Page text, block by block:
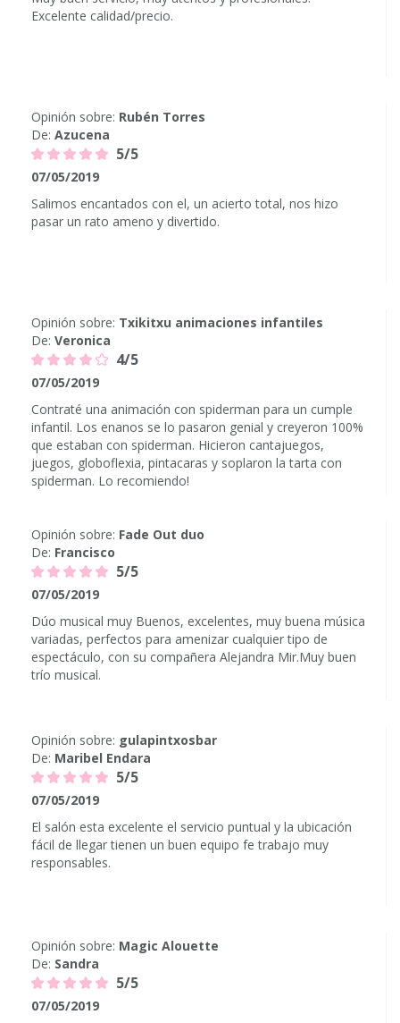
Excelente calidad/precio.
Opinión sobre: Rubén Torres
De: Azucena
5/5
07/05/2019
Salimos encantados con el, un acierto total, nos hizo
pasar un rato ameno y divertido.
Opinión sobre: Txikitxu animaciones infantiles
De: Veronica
4/5
07/05/2019
Contraté una animación con spiderman para un cumple
infantil. Los enanos se lo pasaron genial y creyeron 100%
que estaban con spiderman. Hicieron cantajuegos,
juegos, globoflexia, pintacaras y soplaron la tarta con
spiderman. Lo recomiendo!
Opinión sobre: Fade Out duo
De: Francisco
5/5
07/05/2019
Dúo musical muy Buenos, excelentes, muy buena música
variadas, perfectos para amenizar cualquier tipo de
espectáculo, con su compañera Alejandra Mir.Muy buen
trío musical.
Opinión sobre: gulapintxosbar
De: Maribel Endara
5/5
07/05/2019
El salón esta excelente el servicio puntual y la ubicación
fácil de llegar tienen un buen equipo fe trabajo muy
responsables.
Opinión sobre: Magic Alouette
De: Sandra
5/5
07/05/2019